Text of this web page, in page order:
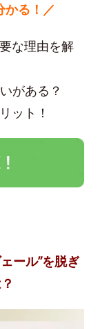
かる！／
な理由を解
がある？
ット！
ール”を脱ぎ